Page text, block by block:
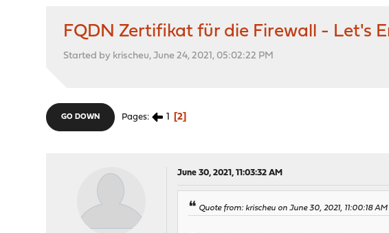
FQDN Zertifikat für die Firewall - Let's
Started by krischeu, June 24, 2021, 05:02:22 PM
GO DOWN Pages 1 2
June 30, 2021, 11:03:32 AM
Quote from: krischeu on June 30, 2021, 11:00:18 AM